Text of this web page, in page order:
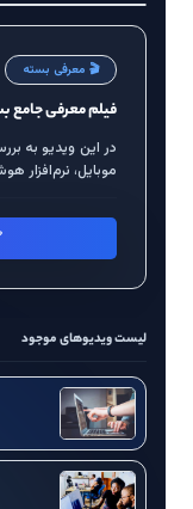
آماده پخش تعاملی دمو
کلیک کنید تا پخش شروع
🎬 معرفی بسته
فیلم معرفی جامع
در این ویدیو به
موبایل، نرم‌افزار
لیست ویدیوهای موجود
▶